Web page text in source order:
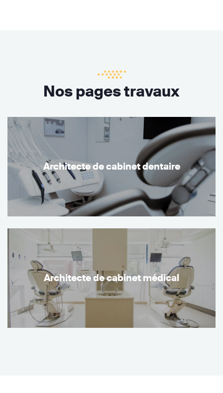
Nos pages travaux
Architecte de cabinet dentaire
Architecte de cabinet médical